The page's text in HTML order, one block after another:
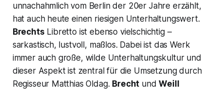
unnachahmlich vom Berlin der 20er Jahre erzählt,
hat auch heute einen riesigen Unterhaltungswert.
Brechts Libretto ist ebenso vielschichtig –
sarkastisch, lustvoll, maßlos. Dabei ist das Werk
immer auch große, wilde Unterhaltungskultur und
dieser Aspekt ist zentral für die Umsetzung durch
Regisseur Matthias Oldag. Brecht undWeill